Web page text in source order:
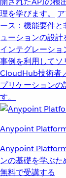
理を学びます。
ース：機能要件と
ューションの設計
インテグレーシ
事例を利用してソ
CloudHub技術者
プリケーションの
す。
Anypoint
Anypoint
ンの基礎を学ぶた
無料で受講する